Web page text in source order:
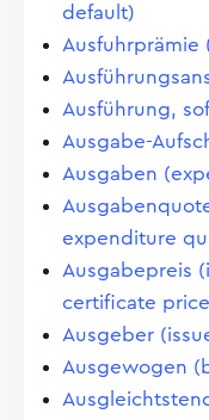
default)
Ausfuhrprämie
Ausführung,
Ausgabe-
Ausgaben
expenditure
Ausgabepreis
certificate
Ausgeber
Ausgewogen